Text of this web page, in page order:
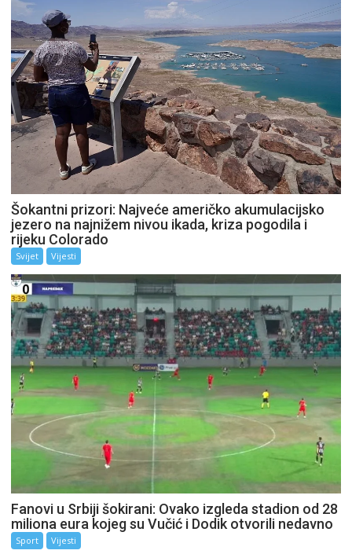
Šokantni prizori: Najveće američko akumulacijsko
jezero na najnižem nivou ikada, kriza pogodila i
rijeku Colorado
Svijet Vijesti
Fanovi u Srbiji šokirani: Ovako izgleda stadion od 28
miliona eura kojeg su Vučić i Dodik otvorili nedavno
Sport Vijesti